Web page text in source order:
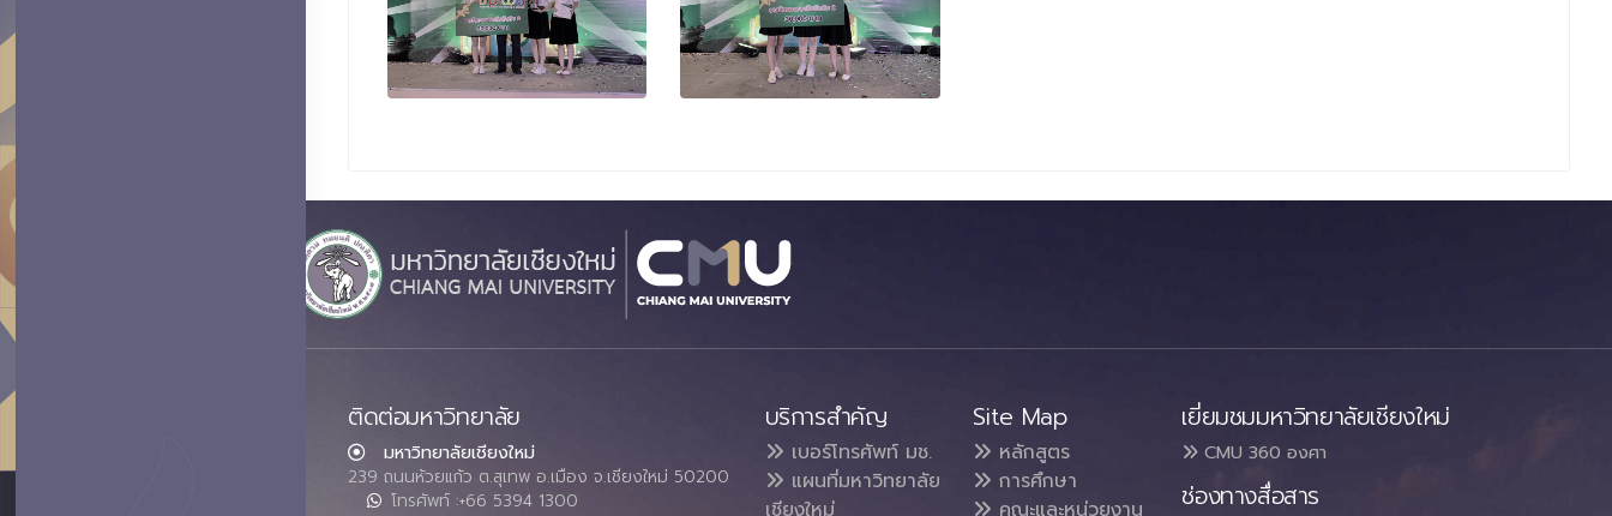
ติดต่อมหาวิทยาลัย
มหาวิทยาลัยเชียงใหม่
239 ถนนห้วยแก้ว ต.สุเทพ อ.เมือง จ.เชียงใหม่ 50200
โทรศัพท์ :+66 5394 1300
บริการสำคัญ
เบอร์โทรศัพท์ มช.
แผนที่มหาวิทยาลัย
Site Map
หลักสูตร
การศึกษา
เยี่ยมชมมหาวิทยาลัยเชียงใหม่
CMU 360 องศา
ช่องทางสื่อสาร